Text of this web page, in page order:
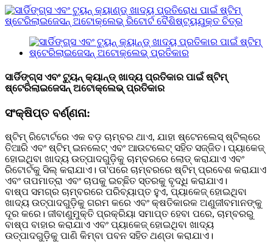
ସାର୍ଡିଙ୍ଗ୍ସ ଏବଂ ଟ୍ୟୁନ୍ କ୍ୟାନ୍ଡ୍ ଖାଦ୍ୟ ପ୍ରତିକାର ପାଇଁ ଷ୍ଟିମ୍
ଷ୍ଟେରିଲାଇଜେସନ୍ ଅଟୋକ୍ଲେଭ୍ ପ୍ରତିକାର
ସଂକ୍ଷିପ୍ତ ବର୍ଣ୍ଣନା:
ଷ୍ଟିମ୍ ରିଟୋର୍ଟରେ ଏକ ବଡ଼ ଚାମ୍ବର ଥାଏ, ଯାହା ଷ୍ଟେନଲେସ୍ ଷ୍ଟିଲ୍‌ରେ
ତିଆରି ଏବଂ ଷ୍ଟିମ୍ ଇନଲେଟ୍ ଏବଂ ଆଉଟଲେଟ୍ ସହିତ ସଜ୍ଜିତ। ପ୍ୟାକେଜ୍
ହୋଇଥିବା ଖାଦ୍ୟ ଉତ୍ପାଦଗୁଡ଼ିକୁ ଚାମ୍ବରରେ ଲୋଡ୍ କରାଯାଏ ଏବଂ
ରିଟୋର୍ଟକୁ ସିଲ୍ କରାଯାଏ। ତା'ପରେ ଚାମ୍ବରରେ ଷ୍ଟିମ୍ ପ୍ରବେଶ କରାଯାଏ
ଏବଂ ତାପମାତ୍ରା ଏବଂ ଚାପକୁ ଇଚ୍ଛିତ ସ୍ତରକୁ ବୃଦ୍ଧି କରାଯାଏ।
ବାଷ୍ପ ସମଗ୍ର ଚାମ୍ବରରେ ପରିବ୍ୟାପ୍ତ ହୁଏ, ପ୍ୟାକେଜ୍ ହୋଇଥିବା
ଖାଦ୍ୟ ଉତ୍ପାଦଗୁଡ଼ିକୁ ଗରମ କରେ ଏବଂ କ୍ଷତିକାରକ ଅଣୁଜୀବମାନଙ୍କୁ
ଦୂର କରେ। ଜୀବାଣୁମୁକ୍ତି ପ୍ରକ୍ରିୟା ସମାପ୍ତ ହେବା ପରେ, ଚାମ୍ବରରୁ
ବାଷ୍ପ ବାହାର କରାଯାଏ ଏବଂ ପ୍ୟାକେଜ୍ ହୋଇଥିବା ଖାଦ୍ୟ
ଉତ୍ପାଦଗୁଡ଼ିକୁ ପାଣି କିମ୍ବା ପବନ ସହିତ ଥଣ୍ଡା କରାଯାଏ।